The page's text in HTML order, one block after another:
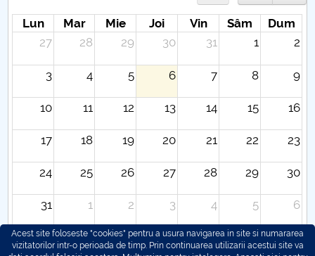
Lun Mar Mie Joi Vin Sâm
Dum
27
28 29 30 31 1 2
3 4 5 6 7 8 9
10 11 12 13 14 15 16
17 18 19 20 21 22 23
24 25 26 27 28 29 30
31 1 2 3 4 5 6
Acest site foloseste "cookies" pentru a usura navigarea in site si numararea
vizitatorilor intr-o perioada de timp. Prin continuarea utilizarii acestui site va